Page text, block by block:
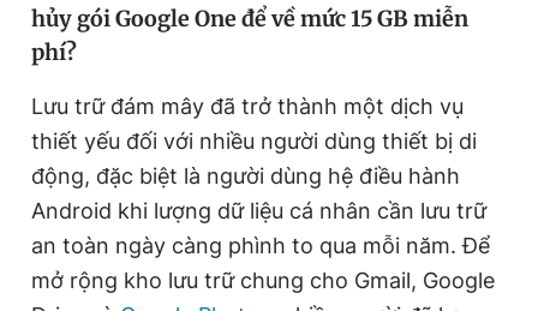
Video
Sản phẩm khác
Tiện ích Bạn cần biết
Thông tin tòa soạn Liên hệ quảng cáo
hủy gói Google One để về mức 15 GB miễn
phí?
Lưu trữ đám mây đã trở thành một dịch vụ
thiết yếu đối với nhiều người dùng thiết bị di
động, đặc biệt là người dùng hệ điều hành
Android khi lượng dữ liệu cá nhân cần lưu trữ
an toàn ngày càng phình to qua mỗi năm. Để
mở rộng kho lưu trữ chung cho Gmail, Google